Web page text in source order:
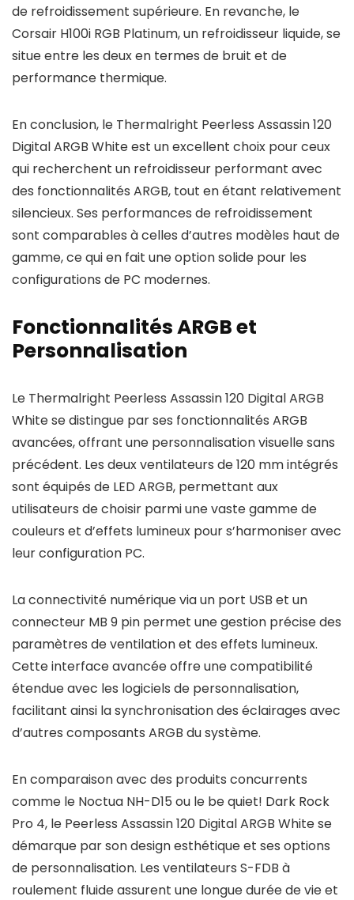
de refroidissement supérieure. En revanche, le
Corsair H100i RGB Platinum, un refroidisseur liquide, se
situe entre les deux en termes de bruit et de
performance thermique.
En conclusion, le Thermalright Peerless Assassin 120
Digital ARGB White est un excellent choix pour ceux
qui recherchent un refroidisseur performant avec
des fonctionnalités ARGB, tout en étant relativement
silencieux. Ses performances de refroidissement
sont comparables à celles d’autres modèles haut de
gamme, ce qui en fait une option solide pour les
configurations de PC modernes.
Fonctionnalités ARGB et
Personnalisation
Le Thermalright Peerless Assassin 120 Digital ARGB
White se distingue par ses fonctionnalités ARGB
avancées, offrant une personnalisation visuelle sans
précédent. Les deux ventilateurs de 120 mm intégrés
sont équipés de LED ARGB, permettant aux
utilisateurs de choisir parmi une vaste gamme de
couleurs et d’effets lumineux pour s’harmoniser avec
leur configuration PC.
La connectivité numérique via un port USB et un
connecteur MB 9 pin permet une gestion précise des
paramètres de ventilation et des effets lumineux.
Cette interface avancée offre une compatibilité
étendue avec les logiciels de personnalisation,
facilitant ainsi la synchronisation des éclairages avec
d’autres composants ARGB du système.
En comparaison avec des produits concurrents
comme le Noctua NH-D15 ou le be quiet! Dark Rock
Pro 4, le Peerless Assassin 120 Digital ARGB White se
démarque par son design esthétique et ses options
de personnalisation. Les ventilateurs S-FDB à
roulement fluide assurent une longue durée de vie et